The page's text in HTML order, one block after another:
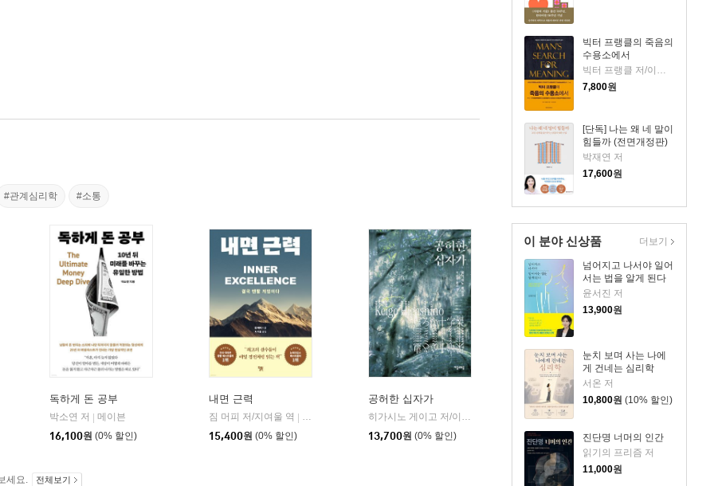
빅터 프랭클의 죽음의
수용소에서
빅터 프랭클 저/이시형 역
7,800원
[단독] 나는 왜 네 말이
힘들까 (전면개정판)
박재연 저
17,600원
이 분야 신상품
넘어지고 나서야 일어
서는 법을 알게 된다
윤서진 저
13,900원
눈치 보며 사는 나에
게 건네는 심리학
서온 저
10,800원 (10% 할인)
진단명 너머의 인간
읽기의 프리즘 저
11,000원
더보기
#관계심리학 #소통
독하게 돈 공부
박소연 저 | 메이븐
16,100원 (0% 할인)
내면 근력
짐 머피 저/지여울 역 |
15,400원 (0% 할인)
공허한 십자가
자음과모음
13,700원 (0% 할인)
세요. 전체보기